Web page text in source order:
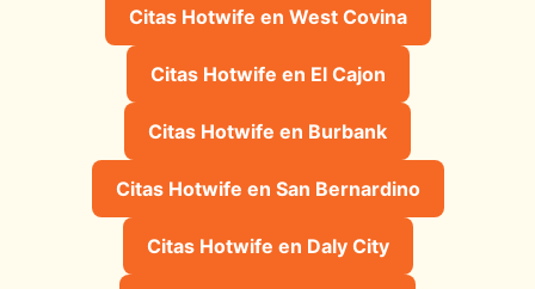
Citas Hotwife en West Covina
Citas Hotwife en El Cajon
Citas Hotwife en Burbank
Citas Hotwife en San Bernardino
Citas Hotwife en Daly City